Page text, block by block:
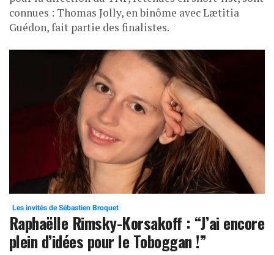
connues : Thomas Jolly, en binôme avec Lætitia
Guédon, fait partie des finalistes.
Les invités de Sébastien Broquet
Raphaëlle Rimsky-Korsakoff : “J’ai encore
plein d’idées pour le Toboggan !”